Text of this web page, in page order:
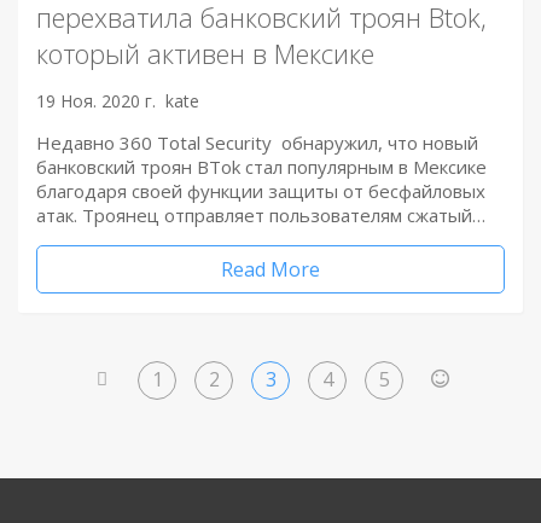
перехватила банковский троян Btok,
который активен в Мексике
19 Ноя. 2020 г. kate
Недавно 360 Total Security обнаружил, что новый
банковский троян BTok стал популярным в Мексике
благодаря своей функции защиты от бесфайловых
атак. Троянец отправляет пользователям сжатый…
Read More
1 2 3 4 5